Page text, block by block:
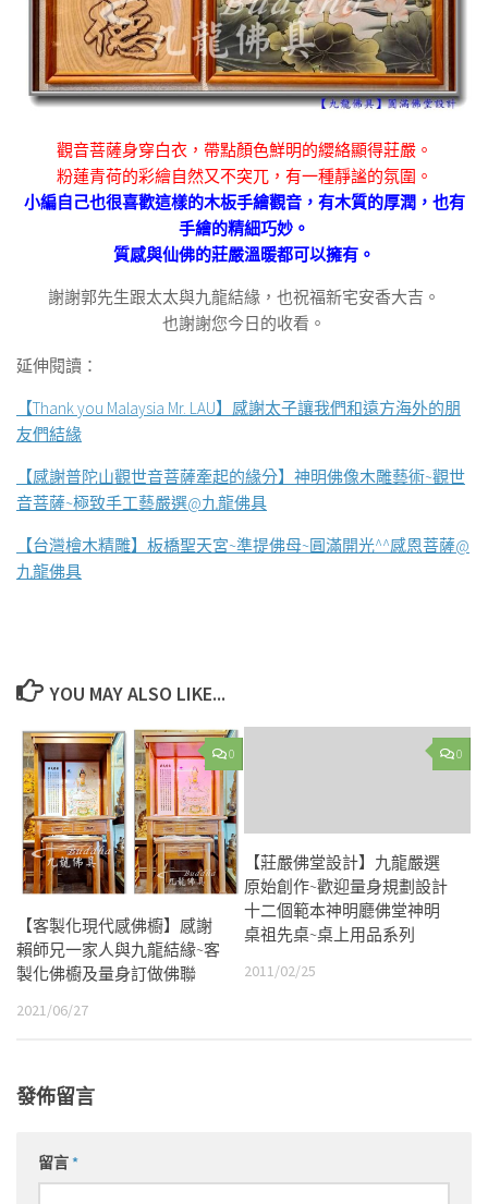
觀音菩薩身穿白衣，帶點顏色鮮明的纓絡顯得莊嚴。
粉蓮青荷的彩繪自然又不突兀，有一種靜謐的氛圍。
小編自己也很喜歡這樣的木板手繪觀音，有木質的厚潤，也有
手繪的精細巧妙。
質感與仙佛的莊嚴溫暖都可以擁有。
謝謝郭先生跟太太與九龍結緣，也祝福新宅安香大吉。
也謝謝您今日的收看。
延伸閱讀：
【Thank you Malaysia Mr. LAU】感謝太子讓我們和遠方海外的朋
友們結緣
【感謝普陀山觀世音菩薩牽起的緣分】神明佛像木雕藝術~觀世
音菩薩~極致手工藝嚴選@九龍佛具
【台灣檜木精雕】板橋聖天宮~準提佛母~圓滿開光^^感恩菩薩@
九龍佛具
YOU MAY ALSO LIKE...
0
【客製化現代感佛櫥】感謝
賴師兄一家人與九龍結緣~客
製化佛櫥及量身訂做佛聯
2021/06/27
0
【莊嚴佛堂設計】九龍嚴選
原始創作~歡迎量身規劃設計
十二個範本神明廳佛堂神明
桌祖先桌~桌上用品系列
2011/02/25
發佈留言
留言*